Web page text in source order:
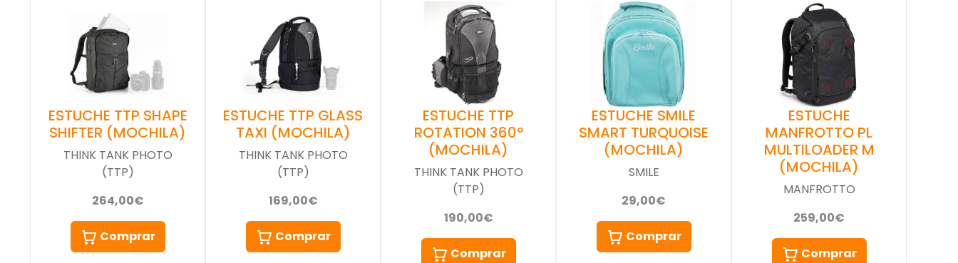
ESTUCHE TTP SHAPE
SHIFTER (MOCHILA)
THINK TANK PHOTO
(TTP)
264,00€
Comprar
ESTUCHE TTP GLASS
TAXI (MOCHILA)
THINK TANK PHOTO
(TTP)
169,00€
Comprar
ESTUCHE TTP
ROTATION 360º
(MOCHILA)
THINK TANK PHOTO
(TTP)
190,00€
Comprar
ESTUCHE SMILE
SMART TURQUOISE
(MOCHILA)
SMILE
29,00€
Comprar
ESTUCHE
MANFROTTO PL
MULTILOADER M
(MOCHILA)
MANFROTTO
259,00€
Comprar